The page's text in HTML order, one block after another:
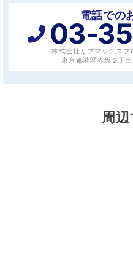
電話での
03-
株式会社リブマックスプ
東京都港区赤坂２丁
周